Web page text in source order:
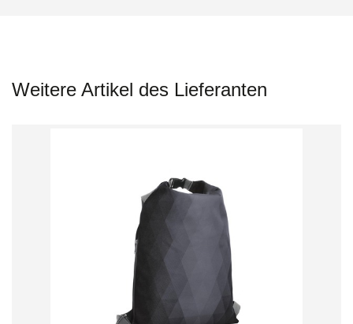
Weitere Artikel des Lieferanten